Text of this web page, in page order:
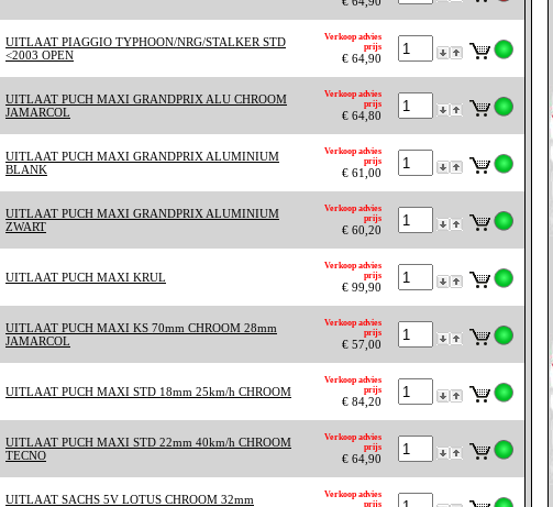
UITLAAT PIAGGIO TYPHOON/NRG/STALKER STD
<2003 OPEN
Verkoop advies
prijs
€ 64,90
UITLAAT PUCH MAXI GRANDPRIX ALU CHROOM
JAMARCOL
Verkoop advies
prijs
€ 64,80
UITLAAT PUCH MAXI GRANDPRIX ALUMINIUM
BLANK
Verkoop advies
prijs
€ 61,00
UITLAAT PUCH MAXI GRANDPRIX ALUMINIUM
ZWART
Verkoop advies
prijs
€ 60,20
UITLAAT PUCH MAXI KRUL
Verkoop advies
prijs
€ 99,90
UITLAAT PUCH MAXI KS 70mm CHROOM 28mm
JAMARCOL
Verkoop advies
prijs
€ 57,00
UITLAAT PUCH MAXI STD 18mm 25km/h CHROOM
Verkoop advies
prijs
€ 84,20
UITLAAT PUCH MAXI STD 22mm 40km/h CHROOM
TECNO
Verkoop advies
prijs
€ 64,90
UITLAAT SACHS 5V LOTUS CHROOM 32mm
Verkoop advies
prijs